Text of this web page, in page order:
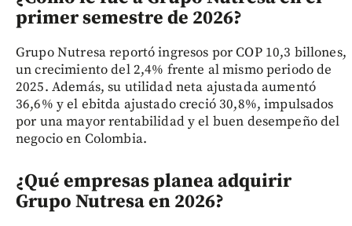
primer semestre de 2026?
Grupo Nutresa reportó ingresos por COP 10,3 billones,
un crecimiento del 2,4% frente al mismo periodo de
2025. Además, su utilidad neta ajustada aumentó
36,6% y el ebitda ajustado creció 30,8%, impulsados
por una mayor rentabilidad y el buen desempeño del
negocio en Colombia.
¿Qué empresas planea adquirir
Grupo Nutresa en 2026?